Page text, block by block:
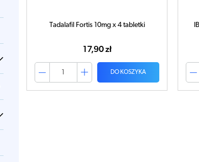
Tadalafil Fortis 10mg x 4 tabletki
17,90 zł
DO KOSZYKA